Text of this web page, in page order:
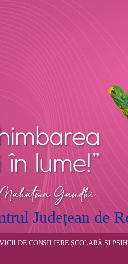
Județean de
DE CONSILIERE ȘCOLARĂ ȘI